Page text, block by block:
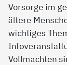
Vorsorge im
ältere
wichtiges
Vollmachten